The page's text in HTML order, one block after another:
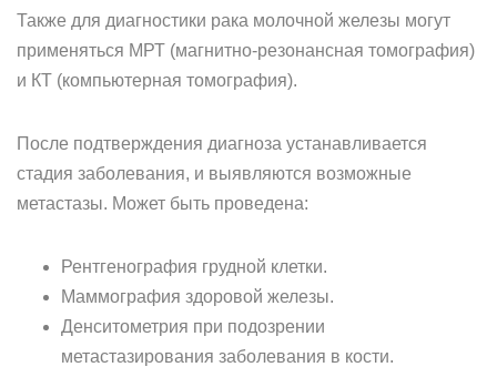
Также для диагностики рака молочной железы могут
применяться МРТ (магнитно-резонансная томография)
и КТ (компьютерная томография).
После подтверждения диагноза устанавливается
стадия заболевания, и выявляются возможные
метастазы. Может быть проведена:
Рентгенография грудной клетки.
Маммография здоровой железы.
Денситометрия при подозрении
метастазирования заболевания в кости.